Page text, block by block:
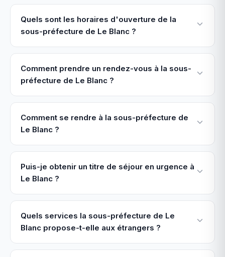
Quels sont les horaires d'ouverture de la
sous-préfecture de Le Blanc ?
Comment prendre un rendez-vous à la sous-
préfecture de Le Blanc ?
Comment se rendre à la sous-préfecture de
Le Blanc ?
Puis-je obtenir un titre de séjour en urgence à
Le Blanc ?
Quels services la sous-préfecture de Le
Blanc propose-t-elle aux étrangers ?